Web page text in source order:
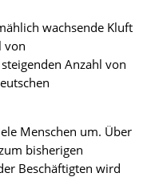
wachsende Kluft
von
Anzahl von
Menschen um. Über
bisherigen
Beschäftigten wird